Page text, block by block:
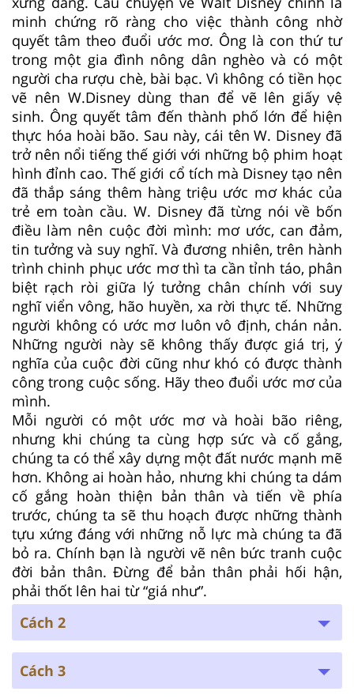
minh chứng rõ ràng cho việc thành công nhờ
quyết tâm theo đuổi ước mơ. Ông là con thứ tư
trong một gia đình nông dân nghèo và có một
người cha rượu chè, bài bạc. Vì không có tiền học
vẽ nên W.Disney dùng than để vẽ lên giấy vệ
sinh. Ông quyết tâm đến thành phố lớn để hiện
thực hóa hoài bão. Sau này, cái tên W. Disney đã
trở nên nổi tiếng thế giới với những bộ phim hoạt
hình đỉnh cao. Thế giới cổ tích mà Disney tạo nên
đã thắp sáng thêm hàng triệu ước mơ khác của
trẻ em toàn cầu. W. Disney đã từng nói về bốn
điều làm nên cuộc đời mình: mơ ước, can đảm,
tin tưởng và suy nghĩ. Và đương nhiên, trên hành
trình chinh phục ước mơ thì ta cần tỉnh táo, phân
biệt rạch ròi giữa lý tưởng chân chính với suy
nghĩ viển vông, hão huyền, xa rời thực tế. Những
người không có ước mơ luôn vô định, chán nản.
Những người này sẽ không thấy được giá trị, ý
nghĩa của cuộc đời cũng như khó có được thành
công trong cuộc sống. Hãy theo đuổi ước mơ của
mình.
Mỗi người có một ước mơ và hoài bão riêng,
nhưng khi chúng ta cùng hợp sức và cố gắng,
chúng ta có thể xây dựng một đất nước mạnh mẽ
hơn. Không ai hoàn hảo, nhưng khi chúng ta dám
cố gắng hoàn thiện bản thân và tiến về phía
trước, chúng ta sẽ thu hoạch được những thành
tựu xứng đáng với những nỗ lực mà chúng ta đã
bỏ ra. Chính bạn là người vẽ nên bức tranh cuộc
đời bản thân. Đừng để bản thân phải hối hận,
phải thốt lên hai từ “giá như”.
Cách 2
Cách 3